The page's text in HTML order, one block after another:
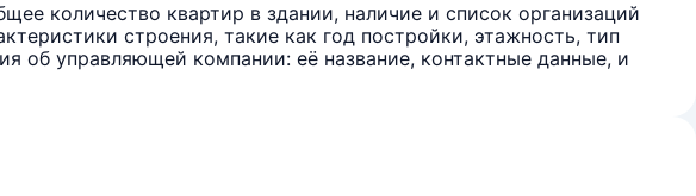
количество квартир в здании, наличие и список организаций
строения, такие как год постройки, этажность, тип
об управляющей компании: её название, контактные данные, и